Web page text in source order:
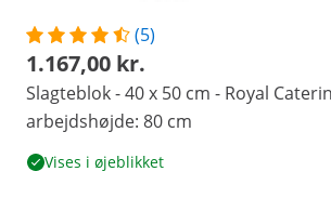
(5)
1.167,00 kr.
Slagteblok - 40 x 50 cm - Royal
arbejdshøjde: 80 cm
Vises i øjeblikket